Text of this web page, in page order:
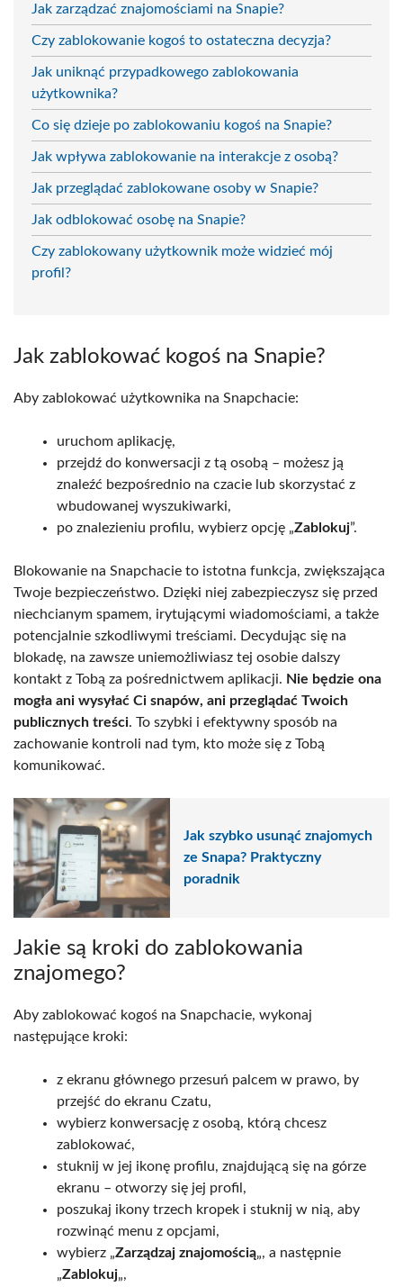
Jak zarządzać znajomościami na Snapie?
Czy zablokowanie kogoś to ostateczna decyzja?
Jak uniknąć przypadkowego zablokowania
użytkownika?
Co się dzieje po zablokowaniu kogoś na Snapie?
Jak wpływa zablokowanie na interakcje z osobą?
Jak przeglądać zablokowane osoby w Snapie?
Jak odblokować osobę na Snapie?
Czy zablokowany użytkownik może widzieć mój
profil?
Jak zablokować kogoś na Snapie?
Aby zablokować użytkownika na Snapchacie:
uruchom aplikację,
przejdź do konwersacji z tą osobą – możesz ją
znaleźć bezpośrednio na czacie lub skorzystać z
wbudowanej wyszukiwarki,
po znalezieniu profilu, wybierz opcję „Zablokuj”.
Blokowanie na Snapchacie to istotna funkcja, zwiększająca
Twoje bezpieczeństwo. Dzięki niej zabezpieczysz się przed
niechcianym spamem, irytującymi wiadomościami, a także
potencjalnie szkodliwymi treściami. Decydując się na
blokadę, na zawsze uniemożliwiasz tej osobie dalszy
kontakt z Tobą za pośrednictwem aplikacji. Nie będzie ona
mogła ani wysyłać Ci snapów, ani przeglądać Twoich
publicznych treści. To szybki i efektywny sposób na
zachowanie kontroli nad tym, kto może się z Tobą
komunikować.
Jak szybko usunąć znajomych
ze Snapa? Praktyczny
poradnik
Jakie są kroki do zablokowania
znajomego?
Aby zablokować kogoś na Snapchacie, wykonaj
następujące kroki:
z ekranu głównego przesuń palcem w prawo, by
przejść do ekranu Czatu,
wybierz konwersację z osobą, którą chcesz
zablokować,
stuknij w jej ikonę profilu, znajdującą się na górze
ekranu – otworzy się jej profil,
poszukaj ikony trzech kropek i stuknij w nią, aby
rozwinąć menu z opcjami,
wybierz „Zarządzaj znajomością„, a następnie
„Zablokuj„,